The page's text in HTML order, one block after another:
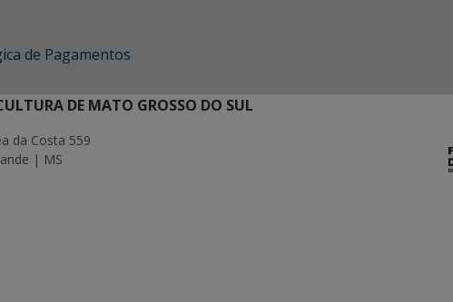
de Pagamentos
DE MATO GROSSO DO SUL
da Costa 559
| MS